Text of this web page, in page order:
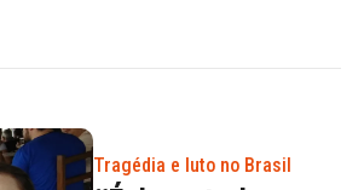
Tragédia e luto no Brasil